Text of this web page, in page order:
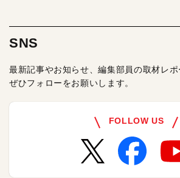
SNS
最新記事やお知らせ、編集部員の取材レポ
ぜひフォローをお願いします。
FOLLOW US